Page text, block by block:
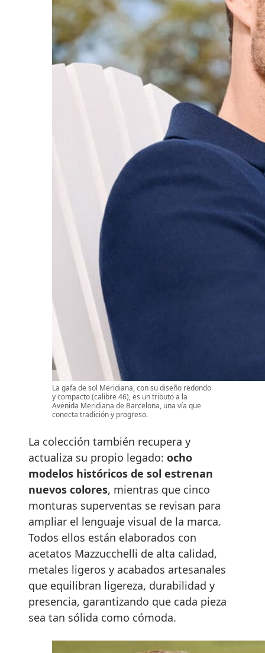
La gafa de sol Meridiana, con su diseño redondo
y compacto (calibre 46), es un tributo a la
Avenida Meridiana de Barcelona, una vía que
conecta tradición y progreso.
La colección también recupera y
actualiza su propio legado: ocho
modelos históricos de sol estrenan
nuevos colores, mientras que cinco
monturas superventas se revisan para
ampliar el lenguaje visual de la marca.
Todos ellos están elaborados con
acetatos Mazzucchelli de alta calidad,
metales ligeros y acabados artesanales
que equilibran ligereza, durabilidad y
presencia, garantizando que cada pieza
sea tan sólida como cómoda.